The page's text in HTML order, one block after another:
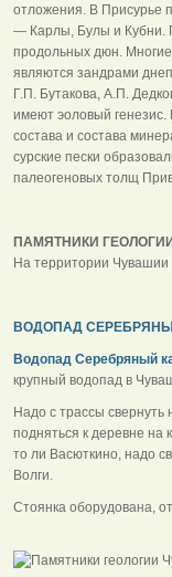
отложения. В Присурье
— Карлы, Булы и Кубни.
продольных дюн. Многие
являются зандрами
Г.П. Бутакова, А.П.
имеют эоловый генезис.
состава и состава
сурские пески
палеогеновых толщ
ПАМЯТНИКИ ГЕОЛОГИИ
На территории Чувашии
ВОДОПАД
Водопад Серебряный
крупный водопад в
Надо с трассы
подняться к деревне на
то ли Васюткино, надо
Волги.
Стоянка